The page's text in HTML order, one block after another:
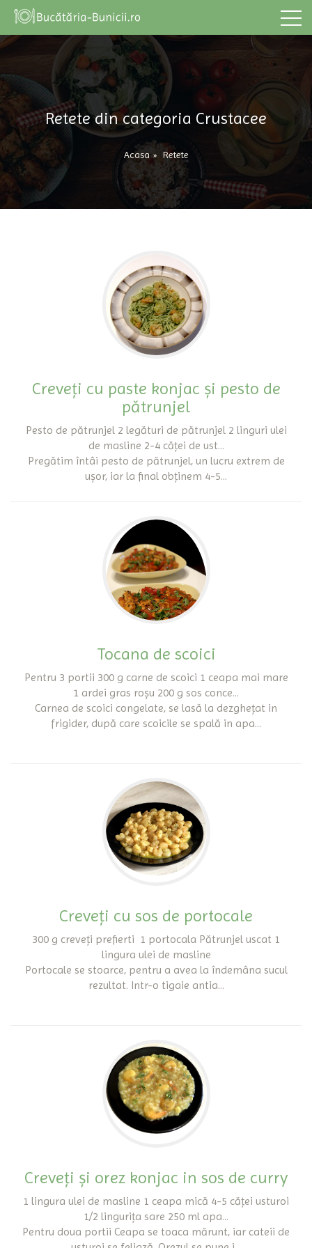
Retete din categoria Crustacee
Acasa » Retete
Creveți cu paste konjac și pesto de
pătrunjel
Pesto de pătrunjel 2 legături de pătrunjel 2 linguri ulei
de masline 2-4 căței de ust...
Pregătim întâi pesto de pătrunjel, un lucru extrem de
ușor, iar la final obținem 4-5...
Tocana de scoici
Pentru 3 portii 300 g carne de scoici 1 ceapa mai mare
1 ardei gras roșu 200 g sos conce...
Carnea de scoici congelate, se lasă la dezghețat in
frigider, după care scoicile se spală in apa...
Creveți cu sos de portocale
300 g creveți prefierti 1 portocala Pătrunjel uscat 1
lingura ulei de masline
Portocale se stoarce, pentru a avea la îndemâna sucul
rezultat. Intr-o tigaie antia...
Creveți și orez konjac in sos de curry
1 lingura ulei de masline 1 ceapa mică 4-5 căței usturoi
1/2 lingurița sare 250 ml apa...
Pentru doua portii Ceapa se toaca mărunt, iar cateii de